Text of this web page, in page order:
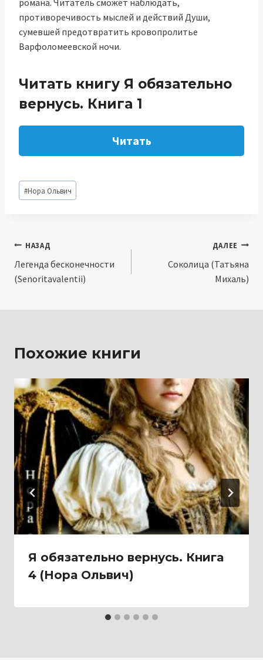
противоречивость мыслей и действий Души,
сумевшей предотвратить кровопролитье
Варфоломеевской ночи.
Читать книгу Я обязательно
вернусь. Книга 1
Читать
Метки
записи:
#Нора Ольвич
Навигация
по
НАЗАД
Легенда бесконечности
(Senoritavalentii)
ДАЛЕЕ
Соколица (Татьяна
Михаль)
Похожие книги
Я обязательно вернусь. Книга
4 (Нора Ольвич)